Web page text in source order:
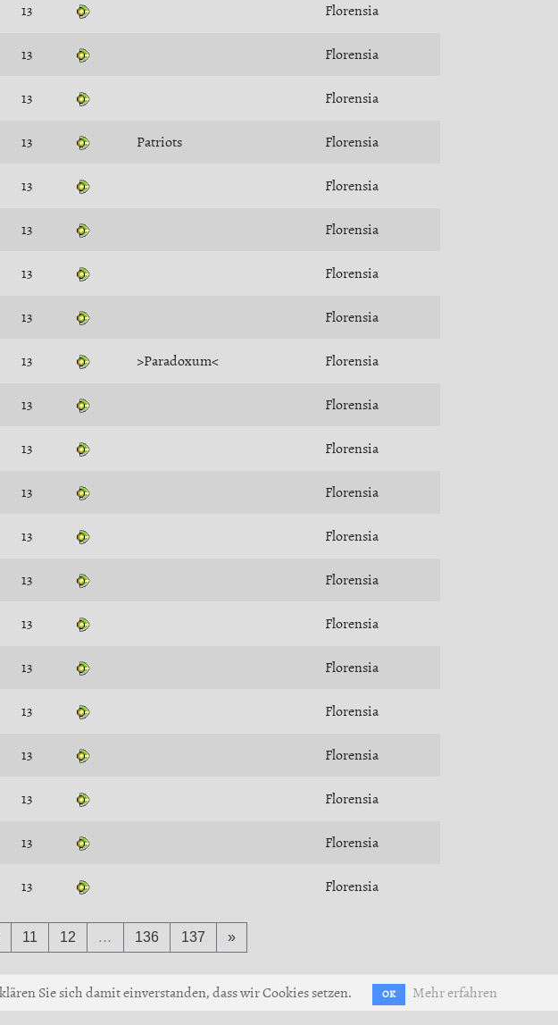
13 Florensia
13 Florensia
13 Florensia
13 Patriots Florensia
13 Florensia
13 Florensia
13 Florensia
13 Florensia
13 >Paradoxum< Florensia
13 Florensia
13 Florensia
13 Florensia
13 Florensia
13 Florensia
13 Florensia
13 Florensia
13 Florensia
13 Florensia
13 Florensia
13 Florensia
13 Florensia
11 12 … 136 137 »
Sie sich damit einverstanden, dass wir Cookies setzen. OK Mehr erfahren